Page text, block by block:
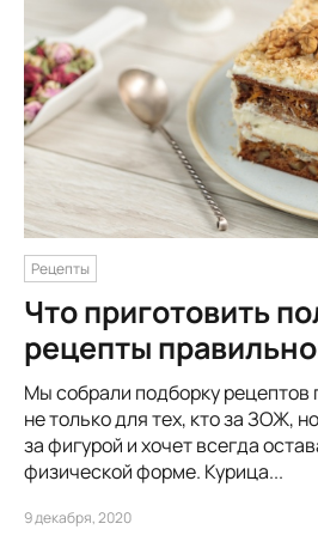
Рецепты
Что приготовить
рецепты
Мы собрали подборку рецептов
не только для тех, кто за ЗОЖ,
за фигурой и хочет всегда
физической форме. Курица...
9 декабря, 2020